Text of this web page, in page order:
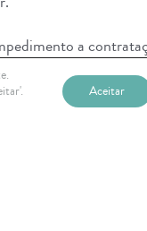
a
judicial contra seu
nada prejudica o
Aceitar